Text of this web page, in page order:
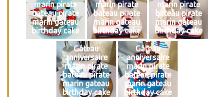
marin pirate
bateau pirate
marin gateau
birthday cake
marin pirate
bateau pirate
marin gateau
birthday cake
marin pirate
bateau pirate
marin gateau
birthday cake
Gâteau
anniversaire
marin pirate
bateau pirate
marin gateau
birthday cake
Gâteau
anniversaire
marin pirate
bateau pirate
marin gateau
birthday cake